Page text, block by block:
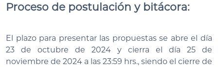
Proceso de postulación y bitácora:
El plazo para presentar las propuestas se abre el día
23 de octubre de 2024 y cierra el día 25 de
noviembre de 2024 a las 23:59 hrs., siendo el cierre de